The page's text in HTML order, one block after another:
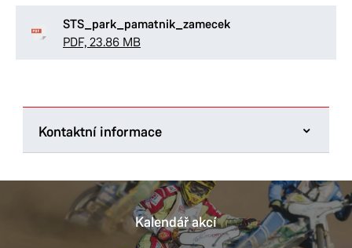
STS_park_pamatnik_zamecek
PDF, 23.86 MB
Kontaktní informace
Štrossova 44
530 21 PardubiceKalendář akcí